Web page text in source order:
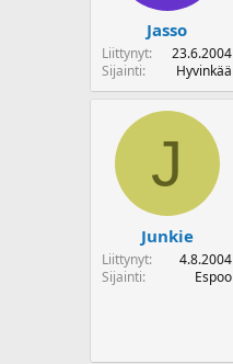
Jasso
Liittynyt
23.6.2004
Sijainti
Hyvinkää
J
Junkie
Liittynyt
4.8.2004
Sijainti
Espoo